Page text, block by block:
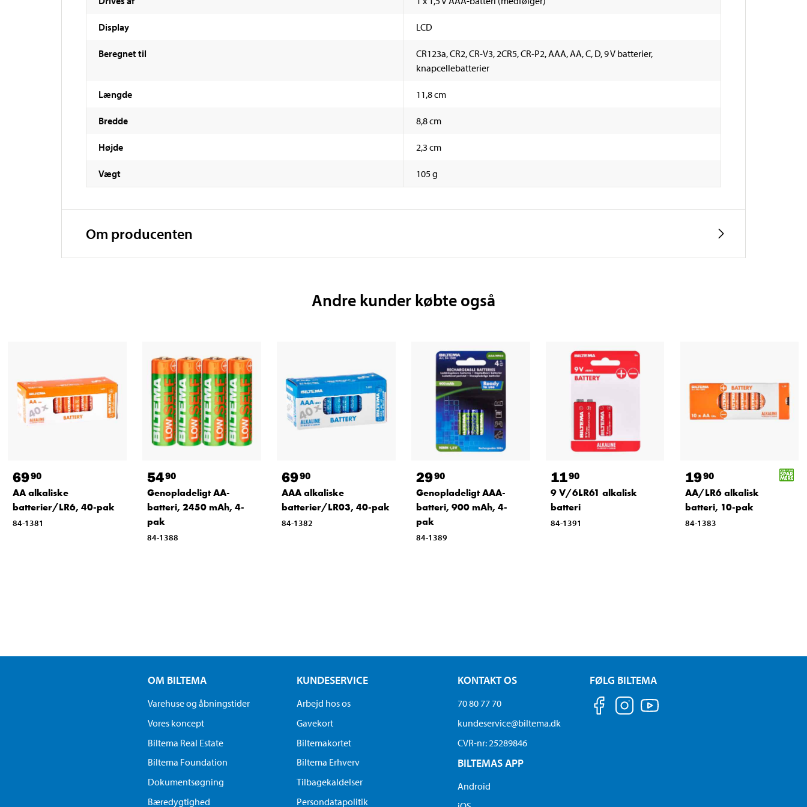
Display LCD
Beregnet til
CR123a, CR2, CR-V3, 2CR5, CR-P2, AAA, AA, C, D, 9 V batterier,
knapcellebatterier
Længde 11,8 cm
Bredde 8,8 cm
Højde 2,3 cm
Vægt 105 g
Om producenten
Andre kunder købte også
6990
AA alkaliske
batterier/LR6, 40-pak
84-1381
5490
Genopladeligt AA-
batteri, 2450 mAh, 4-
pak
84-1388
6990
AAA alkaliske
batterier/LR03, 40-pak
84-1382
2990
Genopladeligt AAA-
batteri, 900 mAh, 4-
pak
84-1389
1190
9 V/6LR61 alkalisk
batteri
84-1391
1990
AA/LR6 alkalisk
batteri, 10-pak
84-1383
OM BILTEMA
Varehuse og åbningstider
Vores koncept
Biltema Real Estate
Biltema Foundation
Dokumentsøgning
Bæredygtighed
KUNDESERVICE
Arbejd hos os
Gavekort
Biltemakortet
Biltema Erhverv
Tilbagekaldelser
Persondatapolitik
KONTAKT OS
70 80 77 70
kundeservice@biltema.dk
CVR-nr: 25289846
BILTEMAS APP
Android
FØLG BILTEMA